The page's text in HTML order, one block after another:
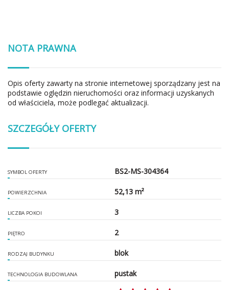
NOTA PRAWNA
Opis oferty zawarty na stronie internetowej sporządzany jest na
podstawie oględzin nieruchomości oraz informacji uzyskanych
od właściciela, może podlegać aktualizacji.
SZCZEGÓŁY OFERTY
SYMBOL OFERTY BS2-MS-304364
POWIERZCHNIA 52,13 m²
LICZBA POKOI 3
PIĘTRO 2
RODZAJ BUDYNKU blok
TECHNOLOGIA BUDOWLANA pustak